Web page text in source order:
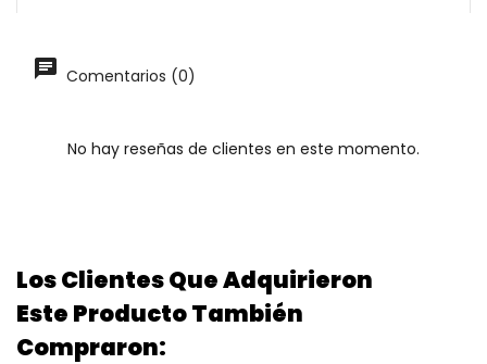
Comentarios (0)
No hay reseñas de clientes en este momento.
Los Clientes Que Adquirieron
Este Producto También
Compraron: